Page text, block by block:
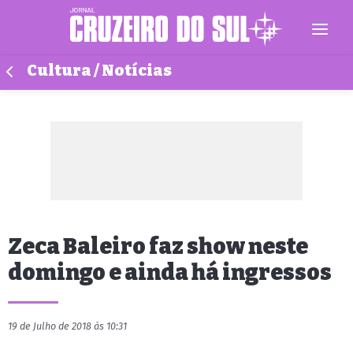
Cultura / Notícias
Zeca Baleiro faz show neste
domingo e ainda há ingressos
19 de Julho de 2018 às 10:31